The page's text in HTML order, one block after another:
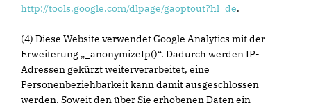
http://tools.google.com/dlpage/gaoptout?hl=de.
(4) Diese Website verwendet Google Analytics mit der
Erweiterung „_anonymizeIp()“. Dadurch werden IP-
Adressen gekürzt weiterverarbeitet, eine
Personenbeziehbarkeit kann damit ausgeschlossen
werden. Soweit den über Sie erhobenen Daten ein